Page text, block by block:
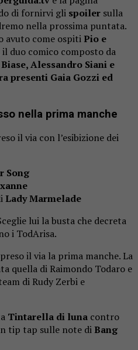
di fornirvi gli spoiler sulla
nella prossima puntata.
avuto come ospiti Pio e
il duo comico composto da
Alessandro Siani e
presenti Gaia Gozzi ed
nella prima manche
il via con l’esibizione dei
Song
Lady Marmelade
lui la busta che decreta
i TodArisa.
il via la prima manche. La
quella di Raimondo Todaro e
di Rudy Zerbi e
Tintarella di luna contro
tip tap sulle note di Bang